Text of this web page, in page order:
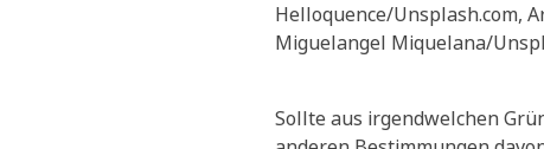
Helloquence/Unsplash.com,
Miguelangel Miquelana/
Sollte aus irgendwelchen